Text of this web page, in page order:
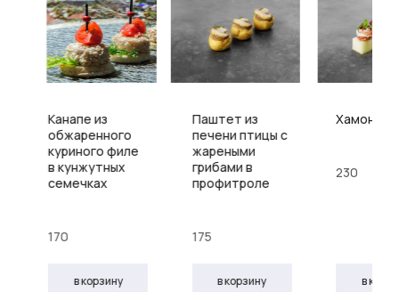
Канапе из
обжаренного
куриного филе
в кунжутных
семечках
170
в корзину
Паштет из
печени птицы с
жареными
грибами в
профитроле
175
в корзину
Хамон с
230
в